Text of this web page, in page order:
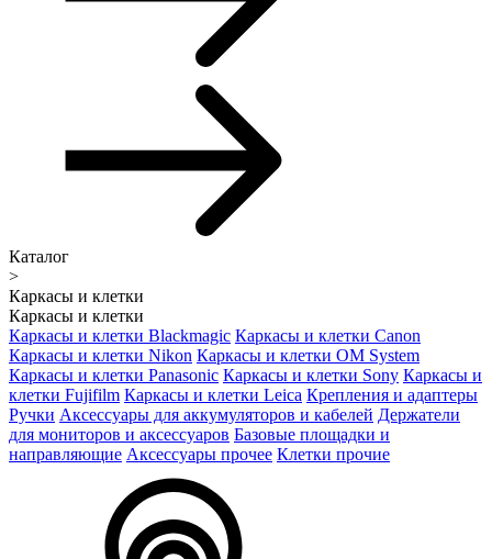
Каталог
>
Каркасы и клетки
Каркасы и клетки
Каркасы и клетки Blackmagic Каркасы и клетки Canon
Каркасы и клетки Nikon Каркасы и клетки OM System
Каркасы и клетки Panasonic Каркасы и клетки Sony Каркасы и
клетки Fujifilm Каркасы и клетки Leica Крепления и адаптеры
Ручки Аксессуары для аккумуляторов и кабелей Держатели
для мониторов и аксессуаров Базовые площадки и
направляющие Аксессуары прочее Клетки прочие